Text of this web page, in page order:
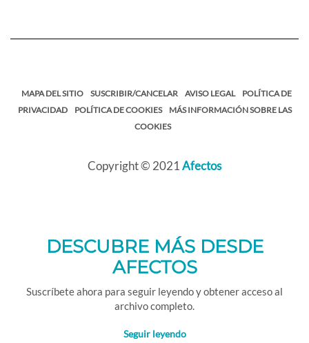
MAPA DEL SITIO SUSCRIBIR/CANCELAR AVISO LEGAL
POLÍTICA DE
PRIVACIDAD
POLÍTICA DE COOKIES
MÁS INFORMACIÓN SOBRE LAS
COOKIES
Copyright © 2021Afectos
DESCUBRE MÁS DESDE
AFECTOS
Suscríbete ahora para seguir leyendo y obtener acceso al
archivo completo.
Seguir leyendo